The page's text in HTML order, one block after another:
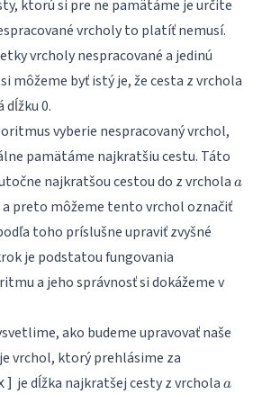
ktorú si pre ne pamätáme je určite
vrcholy to platíť nemusí.
vrcholy nespracované a jedinú
môžeme byť istý je, že cesta z vrchola
dĺžku 0.
vyberie nespracovaný vrchol,
pamätáme najkratšiu cestu. Táto
najkratšou cestou do z vrchola a
a
preto môžeme tento vrchol označiť
toho príslušne upraviť zvyšné
je podstatou fungovania
a jeho správnosť si dokážeme v
ako budeme upravovať naše
je vrchol, ktorý prehlásime za
je dĺžka najkratšej cesty z vrchola a
a